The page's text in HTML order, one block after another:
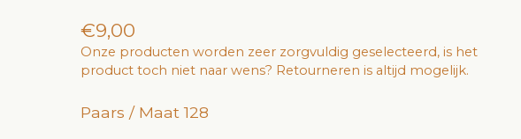
€9,00
Onze producten worden zeer zorgvuldig geselecteerd, is het
product toch niet naar wens? Retourneren is altijd mogelijk.
Paars / Maat 128